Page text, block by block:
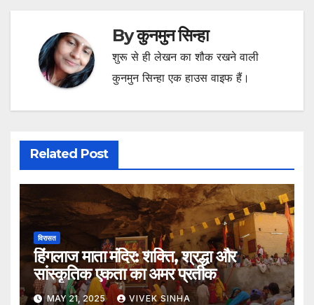
Byकुनमुन सिन्हा
शुरू से ही लेखन का शौक रखने वाली
कुनमुन सिन्हा एक हाउस वाइफ हैं।
Related Post
विरासत
हिंगलाज माता मंदिर: शक्ति, श्रद्धा और
सांस्कृतिक एकता का अमर प्रतीक
MAY 21, 2025 VIVEK SINHA